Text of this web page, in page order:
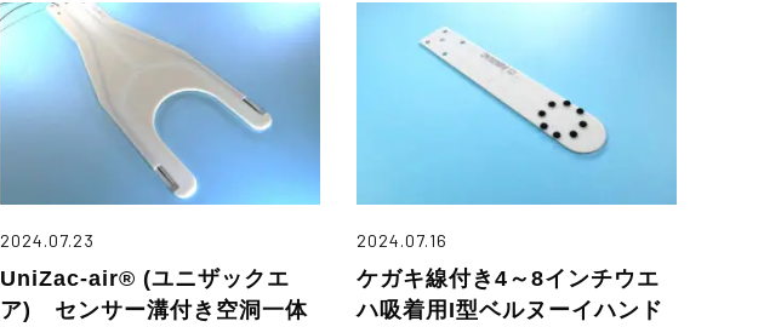
2024.07.23
UniZac-air® (ユニザックエ
ア) センサー溝付き空洞一体
2024.07.16
ケガキ線付き4～8インチウエ
ハ吸着用I型ベルヌーイハンド